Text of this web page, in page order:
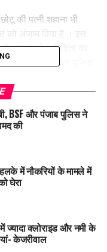
की पत्नी शहाना भी
को अंजाम दिया है । इस
भाग गए थे। पीड़िता का
दी थी लेकिन पुलिस
ने लोगों को वीडियो
काम कर दिया है। पीड़िता
अलावा पाकबड़ा के उमरी
अली और भगतपुर के
के आदेश पर एक महिला
गया है। जो भी तथ्य
PRADESH
BSF और पंजाब पुलिस ने
की
में नौकरियों के मामले में
घेरा
ज्यादा क्लोराइड और नमी के
केजरीवाल